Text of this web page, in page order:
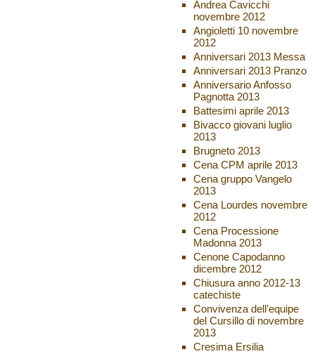
Andrea Cavicchi
novembre 2012
Angioletti 10 novembre
2012
Anniversari 2013 Messa
Anniversari 2013 Pranzo
Anniversario Anfosso
Pagnotta 2013
Battesimi aprile 2013
Bivacco giovani luglio
2013
Brugneto 2013
Cena CPM aprile 2013
Cena gruppo Vangelo
2013
Cena Lourdes novembre
2012
Cena Processione
Madonna 2013
Cenone Capodanno
dicembre 2012
Chiusura anno 2012-13
catechiste
Convivenza dell’equipe
del Cursillo di novembre
2013
Cresima Ersilia